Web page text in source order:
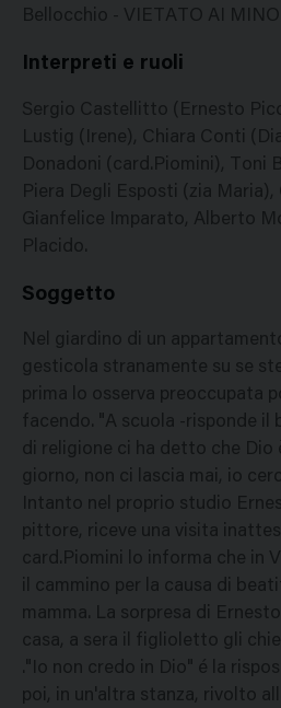
Bellocchio - VIETATO AI
Interpreti e ruoli
Sergio Castellitto (Ernesto
Lustig (Irene), Chiara Conti
Donadoni (card.Piomini), Toni
Piera Degli Esposti (zia Maria),
Gianfelice Imparato, Alberto
Placido.
Soggetto
Nel giardino di un
gesticola stranamente su se
prima lo osserva preoccupata
facendo. "A scuola -risponde il
di religione ci ha detto che Dio
giorno, non ci lascia mai, io
Intanto nel proprio studio
pittore, riceve una visita
card.Piomini lo informa che in
il cammino per la causa di
mamma. La sorpresa di
casa, a sera il figlioletto gli
."Io non credo in Dio" é la
poi, in un'altra stanza, rivolto